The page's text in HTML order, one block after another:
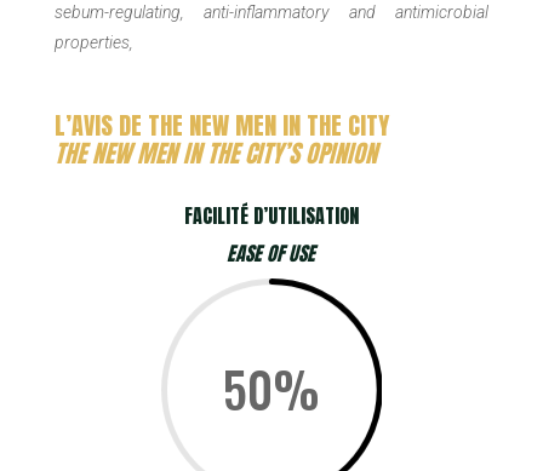
sebum-regulating, anti-inflammatory and antimicrobial
properties,
L’AVIS DE THE NEW MEN IN THE CITY
THE NEW MEN IN THE CITY’S OPINION
FACILITÉ D’UTILISATION
EASE OF USE
50%